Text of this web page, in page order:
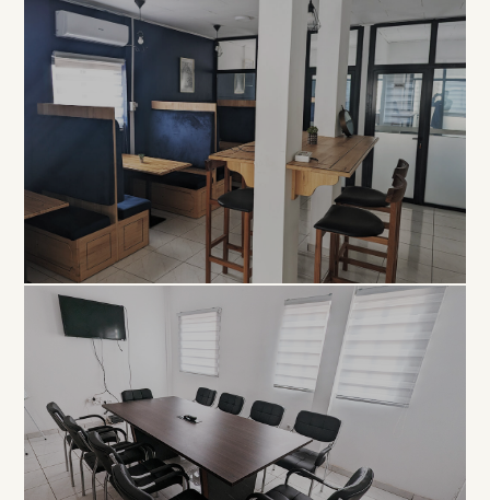
EXCLUSIVITÉ
Bureau
Privé
À PARTIR DE 80 000 FCFA / MOIS
COLLABORATIF
Open
Space
À PARTIR DE 5 000 FCFA / JOUR